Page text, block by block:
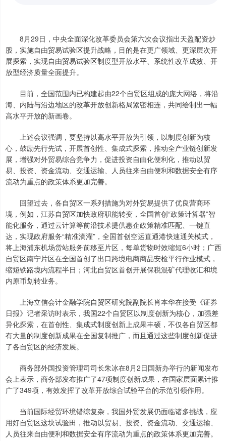
8月29日，中央全面深化改革委员会第六次会议指出天盈配资炒
股，实施自由贸易试验区提升战略，目的是在更广领域、更深层次开
展探索，实现自由贸易试验区制度型开放水平、系统性改革成效、开
放型经济质量全面提升。
目前，全国范围内已构建起由22个自贸区组成的庞大网络，将沿
海、内陆与沿边地区的改革开放创新格局紧密相连，共同绘制出一幅
高水平开放的新画卷。
上述会议强调，要坚持以高水平开放为引领，以制度创新为核
心，鼓励先行先试，开展首创性、集成式探索，推动全产业链创新发
展，增强对外贸易综合竞争力，促进投资自由化便利化，推动以贸
易、投资、资金流动、交通运输、人员往来自由便利和数据安全有序
流动为重点的政策体系更加完善。
回望过去，各自贸区一系列措施为对外贸易提供了优良营商环
境，例如，江苏自贸区加快政府职能转变，全国首创“政策计算器”智
能化服务，通过云计算等前沿技术提供惠企政策精准匹配、一键直
达，实现政府服务“精准滴灌”，全国首创空运直通港快速通关模式，
将上海浦东机场货站服务前移至片区，每单货物时效缩短6小时；广西
自贸区南宁片区在全国首创了出口跨境电商商品安检平行作业模式，
缩短铁路境内流程半日；河北自贸区首创开展保税混矿代理收汇和境
内原币划转业务。
上海立信会计金融学院自贸区研究院副院长肖本华在接受《证券
日报》记者采访时表示，我国22个自贸区以制度创新为核心，加强差
异化探索，在首创性、集成式制度创新上成果丰硕，不仅各自贸区都
有大量的制度创新成果在全国复制推广，而且通过这些制度创新促进
了各自贸区的经济发展。
商务部外国投资管理司司长朱冰在8月2日国新办举行的新闻发布
会上表示，商务部发布推广了47项制度创新成果，在国家层面累计推
广了349项，有效发挥了改革开放综合试验平台的示范引领作用。
当前国际经贸环境错综复杂，我国外贸发展仍面临诸多挑战，应
用好自贸区这块试验田，推动以贸易、投资、资金流动、交通运输、
人员往来自由便利和数据安全有序流动为重点的政策体系更加完善。